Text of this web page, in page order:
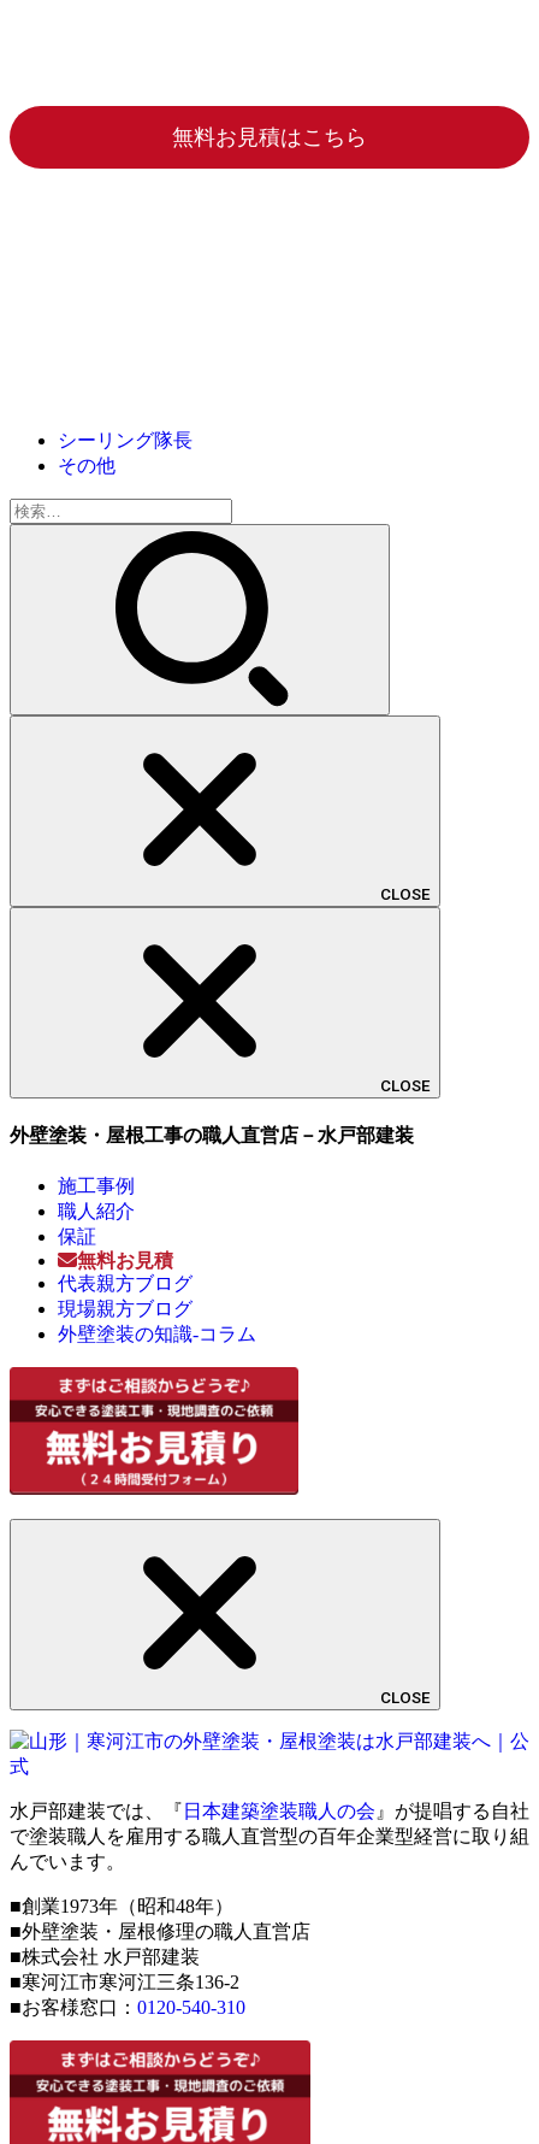
無料お見積はこちら
シーリング隊長
その他
検
索:
CLOSE
CLOSE
外壁塗装・屋根工事の職人直営店－水戸部建装
施工事例
職人紹介
保証
無料お見積
代表親方ブログ
現場親方ブログ
外壁塗装の知識-コラム
CLOSE
水戸部建装では、『 日本建築塗装職人の会 』が提唱する自社
で塗装職人を雇用する職人直営型の百年企業型経営に取り組
んでいます。
■創業1973年（昭和48年）
■外壁塗装・屋根修理の職人直営店
■株式会社 水戸部建装
■寒河江市寒河江三条136-2
■お客様窓口： 0120-540-310